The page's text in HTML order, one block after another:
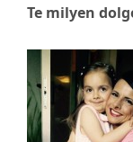
Te milyen